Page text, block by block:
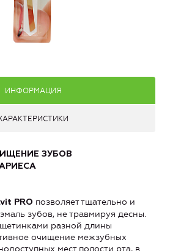
ИНФОРМАЦИЯ
ЗУБОВ
PRO позволяет тщательно и
зубов, не травмируя десны.
разной длины
очищение межзубных